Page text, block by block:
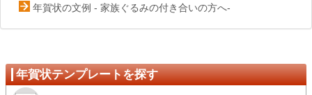
年賀状の文例 - 家族ぐるみの付き合いの方へ-
年賀状テンプレートを探す